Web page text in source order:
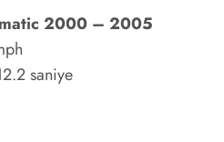
2000 – 2005
saniye